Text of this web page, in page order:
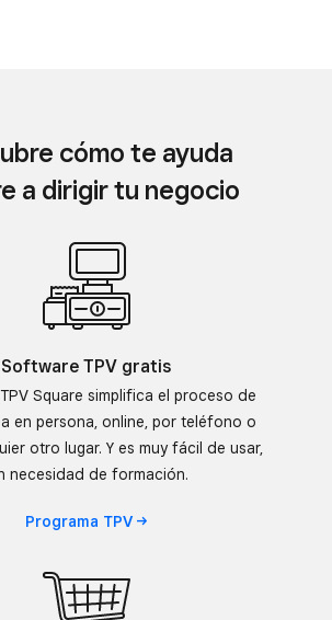
cómo te ayuda
a dirigir tu negocio
Software TPV gratis
Square simplifica el proceso de
en persona, online, por teléfono o
otro lugar. Y es muy fácil de usar,
necesidad de formación.
Programa TPV